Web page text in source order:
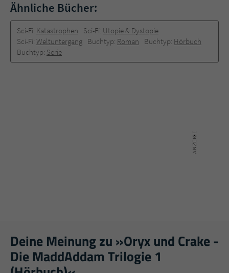
Ähnliche Bücher:
Sci-Fi: Katastrophen Sci-Fi: Utopie & Dystopie
Sci-Fi: Weltuntergang Buchtyp: Roman Buchtyp: Hörbuch
Buchtyp: Serie
Deine Meinung zu »Oryx und Crake -
Die MaddAddam Trilogie 1